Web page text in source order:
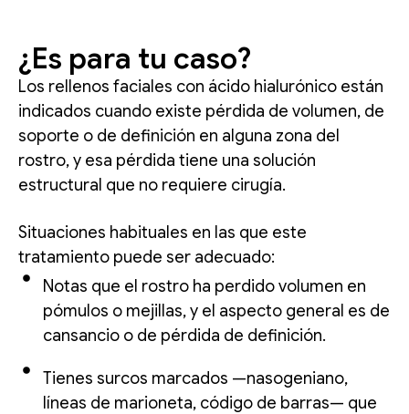
¿Es para tu caso?
Los rellenos faciales con ácido hialurónico están
indicados cuando existe pérdida de volumen, de
soporte o de definición en alguna zona del
rostro, y esa pérdida tiene una solución
estructural que no requiere cirugía.
Situaciones habituales en las que este
tratamiento puede ser adecuado:
Notas que el rostro ha perdido volumen en
pómulos o mejillas, y el aspecto general es de
cansancio o de pérdida de definición.
Tienes surcos marcados —nasogeniano,
líneas de marioneta, código de barras— que